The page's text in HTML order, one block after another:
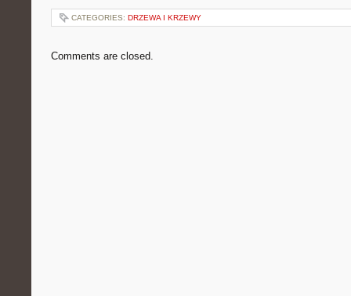
CATEGORIES: DRZEWA I KRZEWY
Comments are closed.